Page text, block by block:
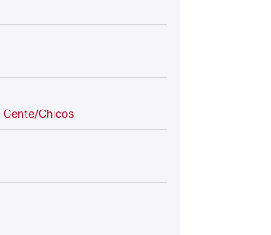
Gente/Chicos